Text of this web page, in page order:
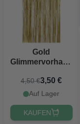
Gold
Glimmervorhang
4,50 €3,50 €
Auf Lager
KAUFEN